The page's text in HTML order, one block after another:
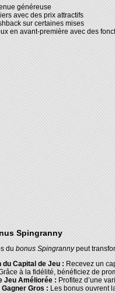
généreuse
avec des prix attractifs
sur certaines mises
en avant-première avec des
Spingranny
du bonus Spingrannypeut
Capital de Jeu : Recevez un
à la fidélité, bénéficiez de
Jeu Améliorée : Profitez d’une
Gros : Les bonus ouvrent